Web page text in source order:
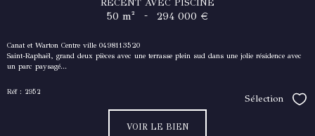
RECENT AVEC PISCINE
50 m² - 294 000 €
Canat et Warton Centre ville 0498113520
Saint-Raphaël, grand deux pièces avec une terrasse plein sud dans une jolie résidence avec
un parc paysagé...
Réf : 2952
Sélection
VOIR LE BIEN